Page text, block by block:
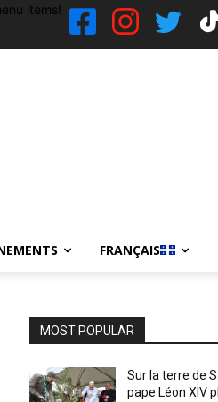
items!
FRANÇAIS
MOST POPULAR
Sur la terre de
pape Léon XIV